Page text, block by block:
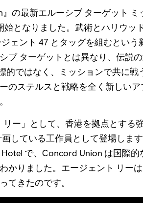
』の最新エルーシブ ターゲット ミ
始となりました。武術とハリウッ
ェント 47 とタッグを組むという
ブ ターゲットとは異なり、伝説
的ではなく、ミッションで共に戦
のステルスと戦略を全く新しい
ー」として、香港を拠点とする
している工作員として登場しま
で、Concord Union は国際的
かりました。エージェント リー
てきたのです。